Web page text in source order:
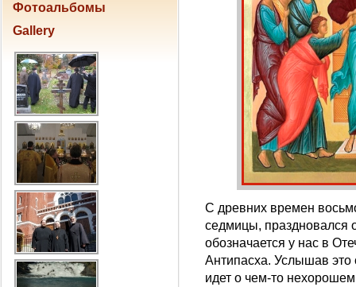
С древних времен
седмицы, праздновался
обозначается у нас в
Антипасха. Услышав это
идет о чем-то
Фотоальбомы
Gallery